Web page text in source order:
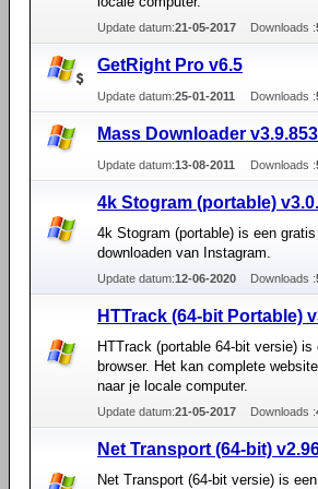
Update datum:21-05-2017 Downloads :
GetRight Pro v6.5
Update datum:25-01-2011 Downloads :
Mass Downloader v3.9.853
Update datum:13-08-2011 Downloads :
4k Stogram (portable)
4k Stogram (portable) is een
downloaden van Instagram.
Update datum:12-06-2020 Downloads :
HTTrack (64-bit Portable)
HTTrack (portable 64-bit versie)
browser. Het kan complete
naar je locale computer.
Update datum:21-05-2017 Downloads :
Net Transport (64-bit)
Net Transport (64-bit versie) is